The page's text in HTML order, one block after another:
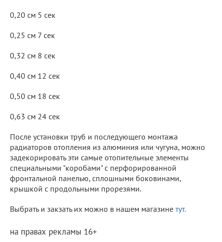
0,20 см 5 сек
0,25 см 7 сек
0,32 см 8 сек
0,40 см 12 сек
0,50 см 18 сек
0,63 см 24 сек
После установки труб и последующего монтажа
радиаторов отопления из алюминия или чугуна, можно
задекорировать эти самые отопительные элементы
специальными "коробами" с перфорированной
фронтальной панелью, сплошными боковинами,
крышкой с продольными прорезями.
Выбрать и закзать их можно в нашем магазине тут.
на правах рекламы 16+